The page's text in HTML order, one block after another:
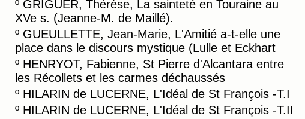
º GRIGUER, Thérèse, La sainteté en Touraine au
XVe s. (Jeanne-M. de Maillé).
º GUEULLETTE, Jean-Marie, L'Amitié a-t-elle une
place dans le discours mystique (Lulle et Eckhart
º HENRYOT, Fabienne, St Pierre d'Alcantara entre
les Récollets et les carmes déchaussés
º HILARIN de LUCERNE, L'Idéal de St François -T.I
º HILARIN de LUCERNE, L'Idéal de St François -T.II